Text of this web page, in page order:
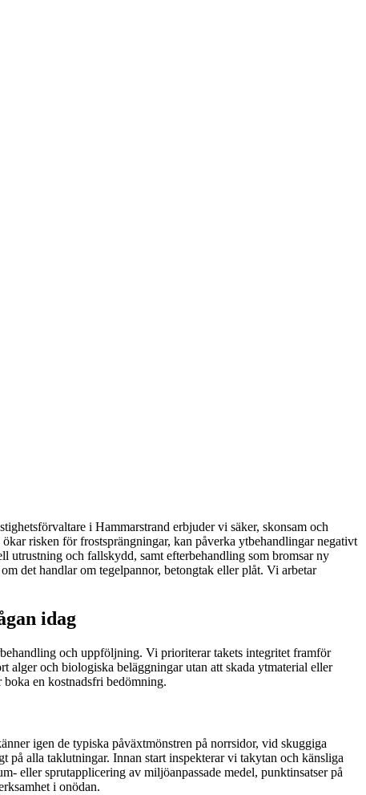
i Hammarstrand erbjuder vi säker, skonsam och
risken för frostsprängningar, kan påverka ytbehandlingar negativt
utrustning och fallskydd, samt efterbehandling som bromsar ny
det handlar om tegelpannor, betongtak eller plåt. Vi arbetar
idag
och uppföljning. Vi prioriterar takets integritet framför
och biologiska beläggningar utan att skada ytmaterial eller
en kostnadsfri bedömning.
igen de typiska påväxtmönstren på norrsidor, vid skuggiga
på alla taklutningar. Innan start inspekterar vi takytan och känsliga
eller sprutapplicering av miljöanpassade medel, punktinsatser på
i onödan.